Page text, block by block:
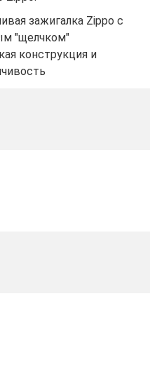
зажигалка Zippo с
"щелчком"
конструкция и
кремни, фитили и